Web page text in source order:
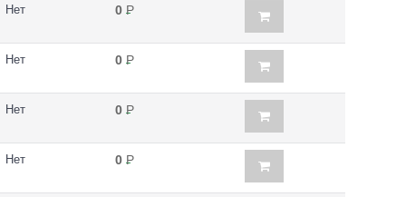
Нет 0 Р
Нет 0 Р
Нет 0 Р
Нет 0 Р